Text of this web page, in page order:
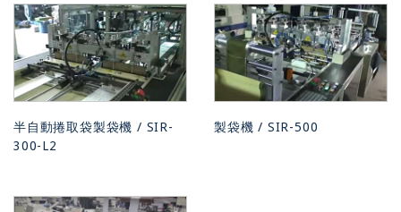
半自動捲取袋製袋機 / SIR-
300-L2
製袋機 / SIR-500